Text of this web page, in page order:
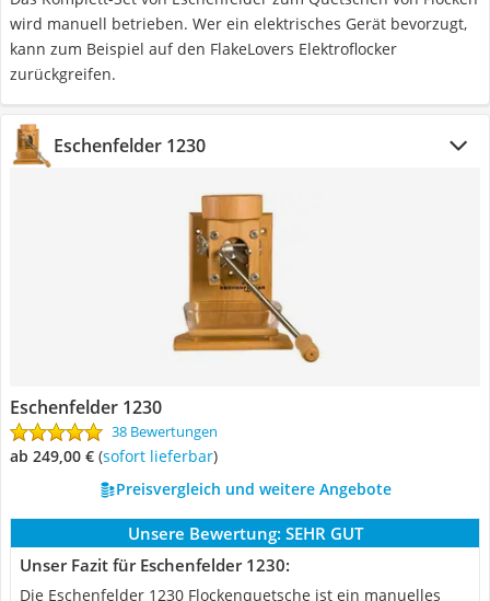
wird manuell betrieben. Wer ein elektrisches Gerät bevorzugt,
kann zum Beispiel auf den FlakeLovers Elektroflocker
zurückgreifen.
Eschenfelder 1230
Eschenfelder 1230
38 Bewertungen
ab 249,00 € ( Sofort lieferbar)
Preisvergleich und weitere Angebote
Unsere Bewertung: SEHR GUT
Unser Fazit für Eschenfelder 1230:
Die Eschenfelder 1230 Flockenquetsche ist ein manuelles